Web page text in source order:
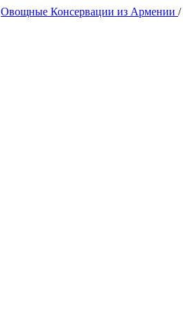
Овощные Консервации из Армении /